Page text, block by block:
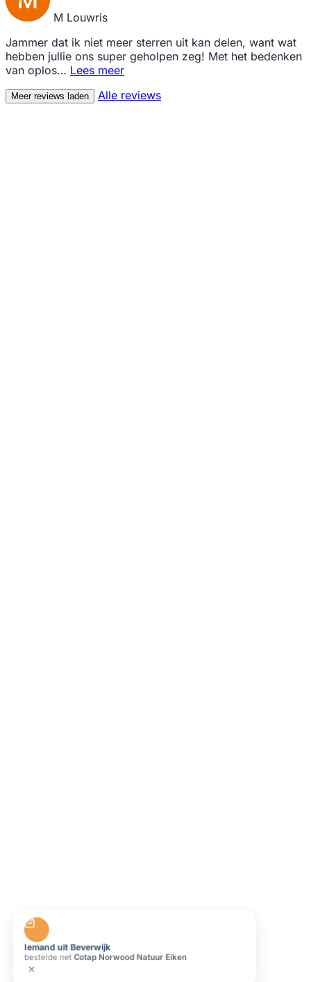
Iemand uit Beverwijk
bestelde net Cotap Norwood Natuur Eiken
M Louwris
Jammer dat ik niet meer sterren uit kan delen, want wat
hebben jullie ons super geholpen zeg! Met het bedenken
van oplos… Lees meer
Meer reviews laden Alle reviews